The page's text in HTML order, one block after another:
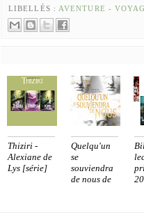
LIBELLÉS : AVENTURE -
Thiziri -
Alexiane de
Lys [série]
Quelqu'un
se
souviendra
de nous de